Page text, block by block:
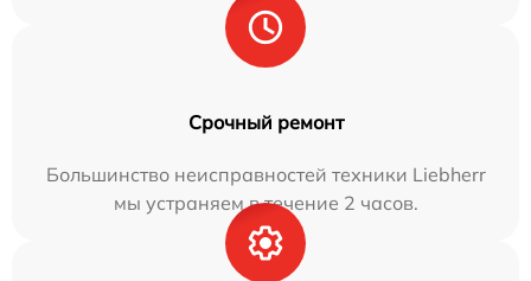
Срочный ремонт
Большинство неисправностей техники Liebherr
мы устраняем в течение 2 часов.